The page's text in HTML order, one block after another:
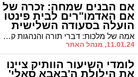
אם הבנים שמחה: זכרה של
אם האדמו"רים לבית פינטו
הועלה בסעודה השלישית
אמה של מלכות: דברי תורה והנהגות קודש בסעודה שלישית לרבנית הצדקנית מזל טוב מדלן פינטו ע"ה במעמד בניה הרבנים האדמורי"ם שליט"א
11.01.24, מנהל האתר
לומדי השיעור הוותיק ציינו
את הילולת ה'באבא סאלי'